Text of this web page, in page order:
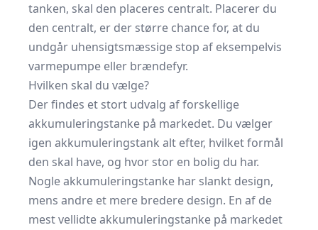
tanken, skal den placeres centralt. Placerer du
den centralt, er der større chance for, at du
undgår uhensigtsmæssige stop af eksempelvis
varmepumpe eller brændefyr.
Hvilken skal du vælge?
Der findes et stort udvalg af forskellige
akkumuleringstanke på markedet. Du vælger
igen akkumuleringstank alt efter, hvilket formål
den skal have, og hvor stor en bolig du har.
Nogle akkumuleringstanke har slankt design,
mens andre et mere bredere design. En af de
mest vellidte akkumuleringstanke på markedet